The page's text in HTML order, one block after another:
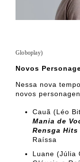
Léo
Globoplay)
Novos
Nessa nova
novos
Cauã (Léo
Mania de
Rensga Hits
Raíssa
Luane (Júlia